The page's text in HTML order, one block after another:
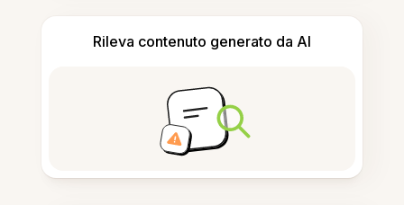
Rileva contenuto generato da AI